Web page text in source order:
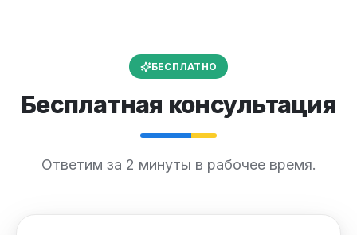
БЕСПЛАТНО
Бесплатная консультация
Ответим за 2 минуты в рабочее время.